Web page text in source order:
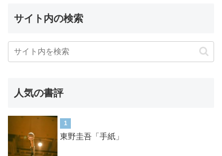
サイト内の検索
人気の書評
1
東野圭吾「手紙」